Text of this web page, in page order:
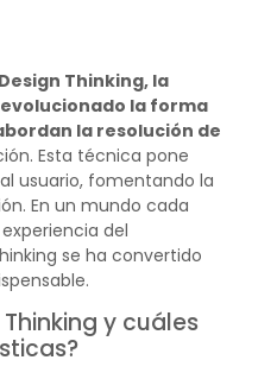
Design Thinking, la
la forma
la resolución de
Esta técnica pone
usuario, fomentando la
En un mundo cada
del
se ha convertido
y cuáles